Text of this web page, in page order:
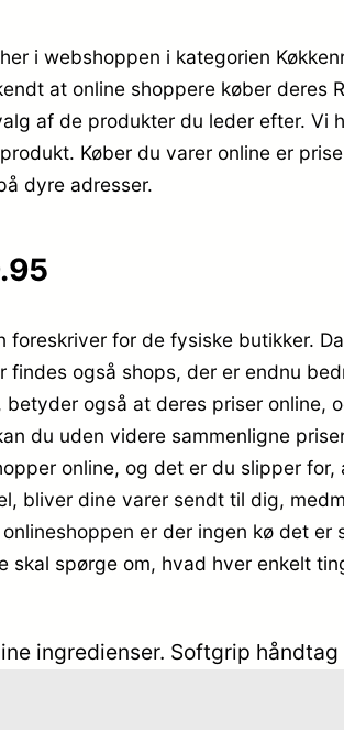
i webshoppen i kategorien
at online shoppere køber deres
af de produkter du leder efter. Vi
Køber du varer online er
dyre adresser.
for de fysiske butikker.
også shops, der er endnu
også at deres priser online,
du uden videre sammenligne
online, og det er du slipper for,
bliver dine varer sendt til dig,
er der ingen kø det er
skal spørge om, hvad hver enkelt
ingredienser. Softgrip håndtag